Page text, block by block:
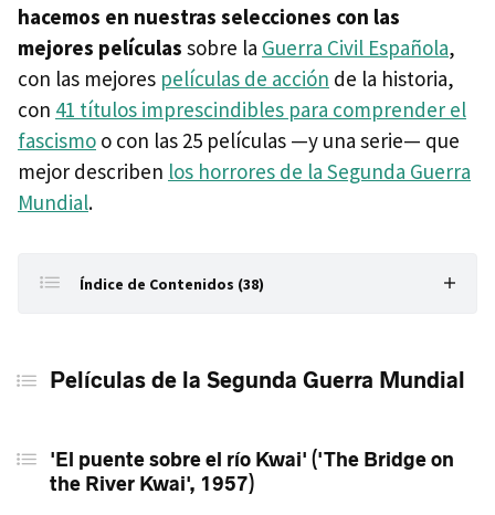
hacemos en nuestras selecciones con las
mejores películas sobre la Guerra Civil Española,
con las mejores películas de acción de la historia,
con 41 títulos imprescindibles para comprender el
fascismo o con las 25 películas —y una serie— que
mejor describen los horrores de la Segunda Guerra
Mundial.
Índice de Contenidos (38)
Películas de la Segunda Guerra Mundial
Kwai', 1957)
'Corazones de acero' ('Fury', 2014)
Películas de la Segunda Guerra Mundial
'El puente sobre el río Kwai' ('The Bridge on
the River Kwai', 1957)